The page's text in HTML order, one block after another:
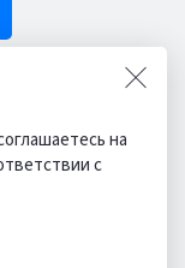
на
с